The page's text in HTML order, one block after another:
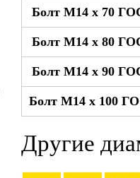
Болт М14 x 70
Болт М14 x 80
Болт М14 x 90
Болт М14 x 100
Другие